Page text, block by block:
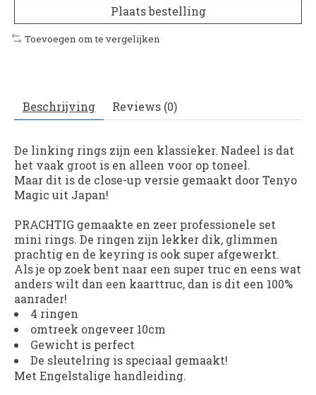
Plaats bestelling
Toevoegen om te vergelijken
Beschrijving Reviews (0)
De linking rings zijn een klassieker. Nadeel is dat
het vaak groot is en alleen voor op toneel.
Maar dit is de close-up versie gemaakt door Tenyo
Magic uit Japan!
PRACHTIG gemaakte en zeer professionele set
mini rings. De ringen zijn lekker dik, glimmen
prachtig en de keyring is ook super afgewerkt.
Als je op zoek bent naar een super truc en eens wat
anders wilt dan een kaarttruc, dan is dit een 100%
aanrader!
4 ringen
omtreek ongeveer 10cm
Gewicht is perfect
De sleutelring is speciaal gemaakt!
Met Engelstalige handleiding.